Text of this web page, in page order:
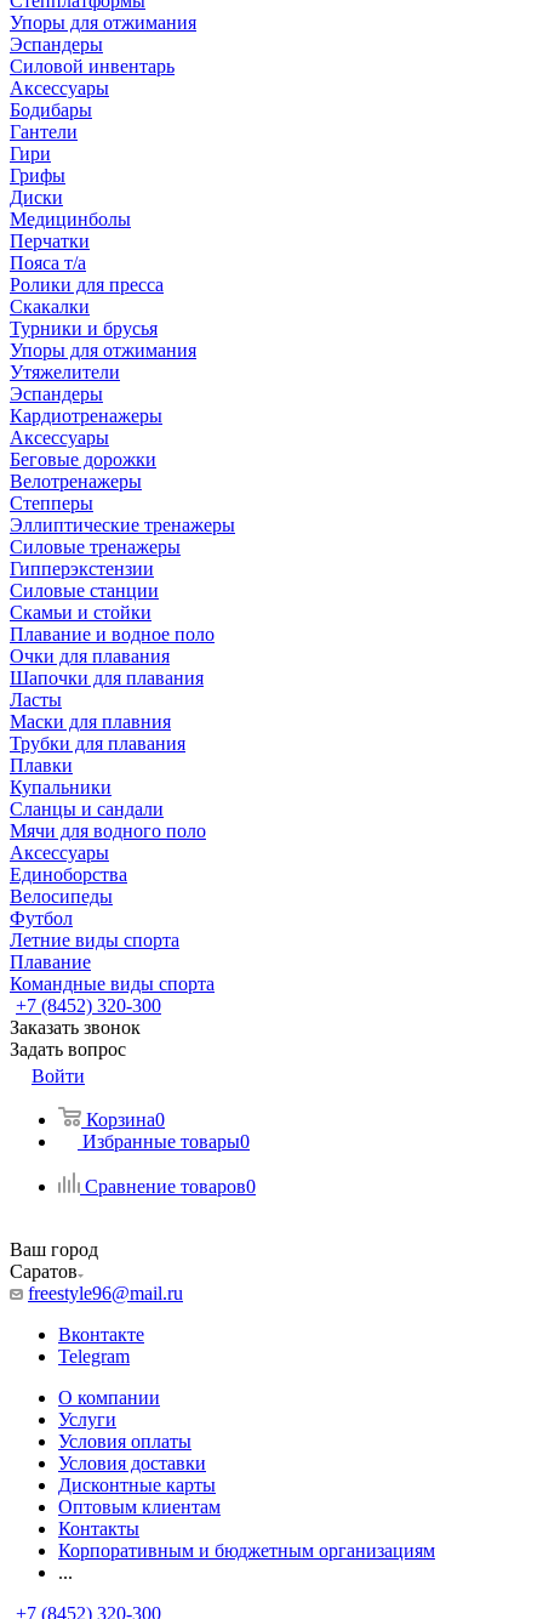
Упоры для отжимания
Эспандеры
Силовой инвентарь
Аксессуары
Бодибары
Гантели
Гири
Грифы
Диски
Медицинболы
Перчатки
Пояса т/а
Ролики для пресса
Скакалки
Турники и брусья
Упоры для отжимания
Утяжелители
Эспандеры
Кардиотренажеры
Аксессуары
Беговые дорожки
Велотренажеры
Степперы
Эллиптические тренажеры
Силовые тренажеры
Гипперэкстензии
Силовые станции
Скамьи и стойки
Плавание и водное поло
Очки для плавания
Шапочки для плавания
Ласты
Маски для плавния
Трубки для плавания
Плавки
Купальники
Сланцы и сандали
Мячи для водного поло
Аксессуары
Единоборства
Велосипеды
Футбол
Летние виды спорта
Плавание
Командные виды спорта
+7 (8452) 320-300
Заказать звонок
Задать вопрос
Войти
Корзина0
Избранные товары0
Сравнение товаров0
Ваш город
Саратов
freestyle96@mail.ru
Вконтакте
Telegram
О компании
Услуги
Условия оплаты
Условия доставки
Дисконтные карты
Оптовым клиентам
Контакты
Корпоративным и бюджетным организациям
...
+7 (8452) 320-300